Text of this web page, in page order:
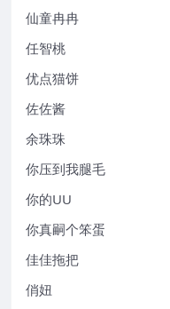
仙童冉冉
任智桃
优点猫饼
佐佐酱
余珠珠
你压到我腿毛
你的UU
你真嗣个笨蛋
佳佳拖把
俏妞